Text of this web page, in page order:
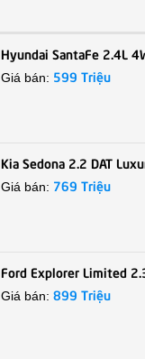
Hyundai SantaFe 2.4L
Giá bán: 599 Triệu
Kia Sedona 2.2 DAT
Giá bán: 769 Triệu
Ford Explorer Limited
Giá bán:899 Triệu